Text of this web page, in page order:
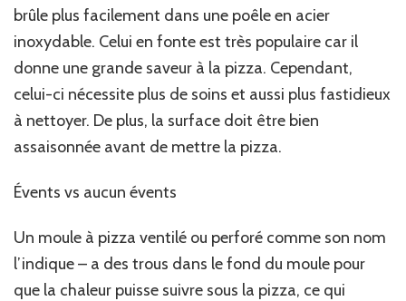
brûle plus facilement dans une poêle en acier
inoxydable. Celui en fonte est très populaire car il
donne une grande saveur à la pizza. Cependant,
celui-ci nécessite plus de soins et aussi plus fastidieux
à nettoyer. De plus, la surface doit être bien
assaisonnée avant de mettre la pizza.
Évents vs aucun évents
Un moule à pizza ventilé ou perforé comme son nom
l’indique – a des trous dans le fond du moule pour
que la chaleur puisse suivre sous la pizza, ce qui